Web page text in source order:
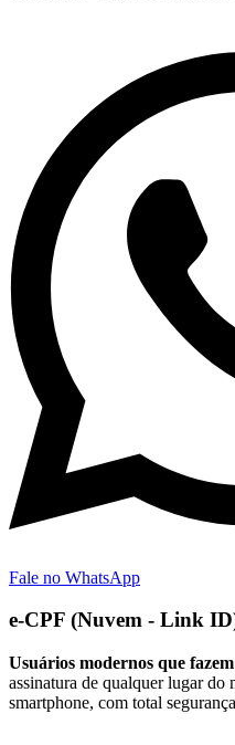
Fale no WhatsApp
e-CPF (Nuvem - Link
Usuários modernos que
assinatura de qualquer lugar do
smartphone, com total